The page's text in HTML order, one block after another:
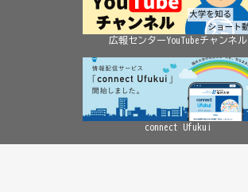
広報センターYouTubeチャンネル
connect Ufukui